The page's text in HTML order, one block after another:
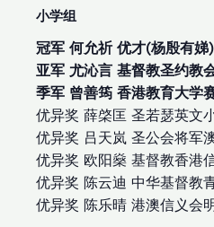
小学组
冠军 何允祈 优才(杨殷有娣
亚军 尤沁言 基督教圣约教
季军 曾善筠 香港教育大学
优异奖 薛棨匡 圣若瑟英文
优异奖 吕天岚 圣公会将军
优异奖 欧阳燊 基督教香港
优异奖 陈云迪 中华基督教
优异奖 陈乐晴 港澳信义会